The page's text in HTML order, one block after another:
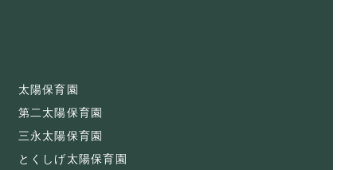
太陽保育園
第二太陽保育園
三永太陽保育園
とくしげ太陽保育園